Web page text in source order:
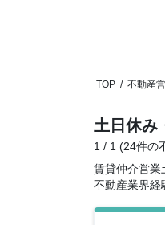
TOP / 不動産
土日休み
1 / 1 (24件の
賃貸仲介営業
不動産業界経